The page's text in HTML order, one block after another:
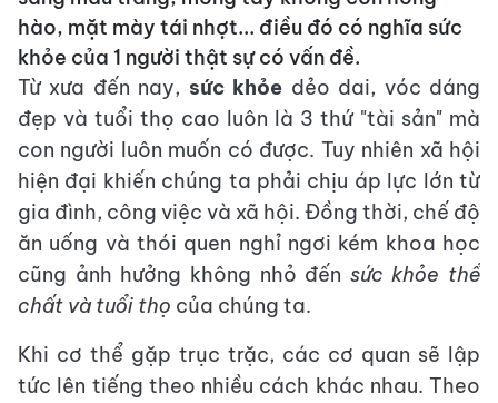
hào, mặt mày tái nhợt... điều đó có nghĩa sức
khỏe của 1 người thật sự có vấn đề.
Từ xưa đến nay, sức khỏe dẻo dai, vóc dáng
đẹp và tuổi thọ cao luôn là 3 thứ "tài sản" mà
con người luôn muốn có được. Tuy nhiên xã hội
hiện đại khiến chúng ta phải chịu áp lực lớn từ
gia đình, công việc và xã hội. Đồng thời, chế độ
ăn uống và thói quen nghỉ ngơi kém khoa học
cũng ảnh hưởng không nhỏ đến sức khỏe thể
chất và tuổi thọ của chúng ta.
Khi cơ thể gặp trục trặc, các cơ quan sẽ lập
tức lên tiếng theo nhiều cách khác nhau. Theo